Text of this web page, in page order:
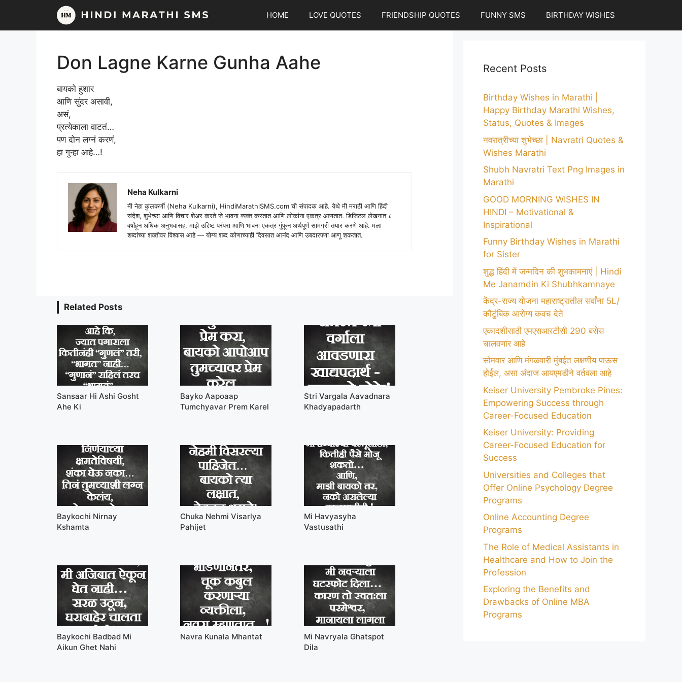
content
HOME LOVE QUOTES FRIENDSHIP QUOTES FUNNY SMS BIRTHDAY WISHES
Don Lagne Karne Gunha Aahe
बायको हुशार
आणि सुंदर असावी,
असं,
प्रत्येकाला वाटतं…
पण दोन लग्नं करणं,
हा गुन्हा आहे…!
Neha Kulkarni
मी नेहा कुलकर्णी (Neha Kulkarni), HindiMarathiSMS.com ची संपादक आहे. येथे मी मराठी आणि हिंदी
संदेश, शुभेच्छा आणि विचार शेअर करते जे भावना व्यक्त करतात आणि लोकांना एकत्र आणतात. डिजिटल लेखनात ८
वर्षांहून अधिक अनुभवासह, माझे उद्दिष्ट परंपरा आणि भावना एकत्र गुंफून अर्थपूर्ण सामग्री तयार करणे आहे. मला
शब्दांच्या शक्तीवर विश्वास आहे — योग्य शब्द कोणाच्याही दिवसात आनंद आणि उबदारपणा आणू शकतात.
Related Posts
Sansaar Hi Ashi Gosht
Ahe Ki
Bayko Aapoaap
Tumchyavar Prem Karel
Stri Vargala Aavadnara
Khadyapadarth
Baykochi Nirnay
Kshamta
Chuka Nehmi Visarlya
Pahijet
Mi Havyasyha
Vastusathi
Baykochi Badbad Mi
Aikun Ghet Nahi
Navra Kunala Mhantat
Mi Navryala Ghatspot
Dila
Recent Posts
Birthday Wishes in Marathi |
Happy Birthday Marathi Wishes,
Status, Quotes & Images
नवरात्रीच्या शुभेच्छा | Navratri Quotes &
Wishes Marathi
Shubh Navratri Text Png Images in
Marathi
GOOD MORNING WISHES IN
HINDI – Motivational &
Inspirational
Funny Birthday Wishes in Marathi
for Sister
शुद्ध हिंदी में जन्मदिन की शुभकामनाएं | Hindi
Me Janamdin Ki Shubhkamnaye
केंद्र-राज्य योजना महाराष्ट्रातील सर्वांना 5L/
कौटुंबिक आरोग्य कवच देते
एकादशीसाठी एमएसआरटीसी 290 बसेस
चालवणार आहे
सोमवार आणि मंगळवारी मुंबईत लक्षणीय पाऊस
होईल, असा अंदाज आयएमडीने वर्तवला आहे
Keiser University Pembroke Pines:
Empowering Success through
Career-Focused Education
Keiser University: Providing
Career-Focused Education for
Success
Universities and Colleges that
Offer Online Psychology Degree
Programs
Online Accounting Degree
Programs
The Role of Medical Assistants in
Healthcare and How to Join the
Profession
Exploring the Benefits and
Drawbacks of Online MBA
Programs